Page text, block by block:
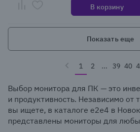
В корзину
Показать еще
1 2 ... 39 40
Выбор монитора для ПК — это
и продуктивность. Независимо от
вы ищете, в каталоге e2e4 в
представлены мониторы для